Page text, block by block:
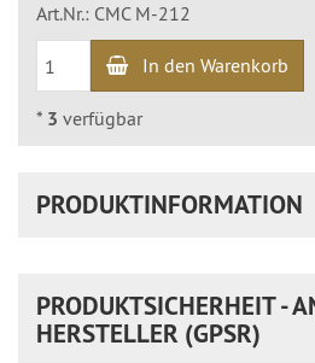
Art.Nr.: CMC M-212
In den Warenkorb
* 3 verfügbar
PRODUKTINFORMATION
PRODUKTSICHERHEIT -
HERSTELLER (GPSR)